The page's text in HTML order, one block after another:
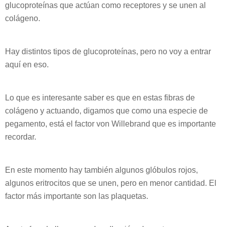
glucoproteínas que actúan como receptores y se unen al
colágeno.
Hay distintos tipos de glucoproteínas, pero no voy a entrar
aquí en eso.
Lo que es interesante saber es que en estas fibras de
colágeno y actuando, digamos que como una especie de
pegamento, está el factor von Willebrand que es importante
recordar.
En este momento hay también algunos glóbulos rojos,
algunos eritrocitos que se unen, pero en menor cantidad. El
factor más importante son las plaquetas.